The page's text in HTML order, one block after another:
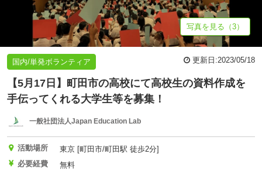
写真を見る（3）
国内/単発ボランティア 更新日:2023/05/18
【5月17日】町田市の高校にて高校生の資料作成を
手伝ってくれる大学生等を募集！
一般社団法人Japan Education Lab
活動場所
東京 [町田市/町田駅 徒歩2分]
必要経費
無料